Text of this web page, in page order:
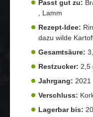
Passt gut zu:
, Lamm
Rezept-Idee:
dazu wilde
Gesamtsäure:
Restzucker: 2,5
Jahrgang: 2021
Verschluss:
Lagerbar bis: